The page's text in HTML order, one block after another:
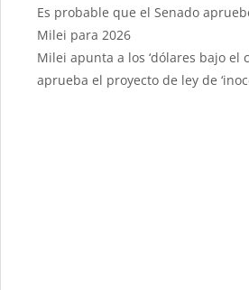
Es probable que el Senado
Milei para 2026
Milei apunta a los ‘dólares bajo el
aprueba el proyecto de ley de